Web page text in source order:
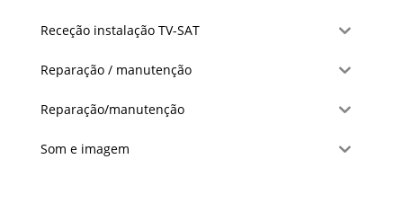
Receção instalação TV-SAT
Reparação / manutenção
Reparação/manutenção
Som e imagem